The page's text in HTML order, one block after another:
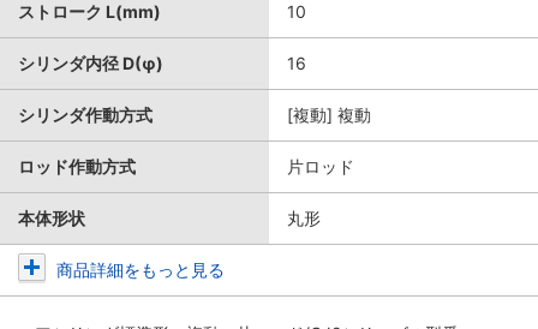
ストローク L(mm) 10
シリンダ内径 D(φ) 16
シリンダ作動方式 [複動] 複動
ロッド作動方式 片ロッド
本体形状 丸形
商品詳細をもっと見る